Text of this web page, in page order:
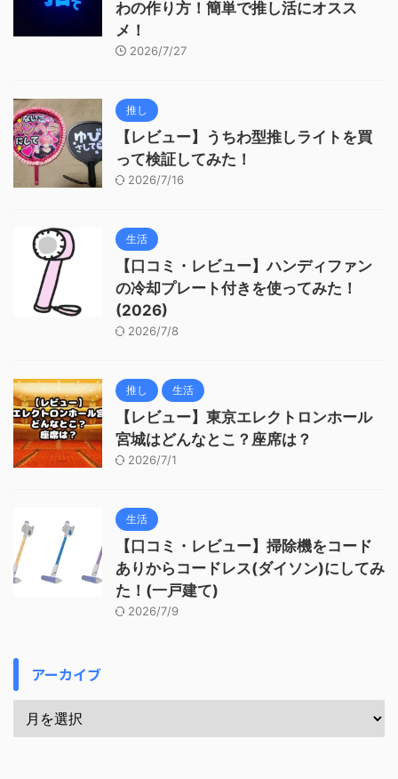
わの作り方！簡単で推し活にオスス
メ！
2026/7/27
推し
【レビュー】うちわ型推しライトを買
って検証してみた！
2026/7/16
生活
【口コミ・レビュー】ハンディファン
の冷却プレート付きを使ってみた！
(2026)
2026/7/8
推し 生活
【レビュー】東京エレクトロンホール
宮城はどんなとこ？座席は？
2026/7/1
生活
【口コミ・レビュー】掃除機をコード
ありからコードレス(ダイソン)にしてみ
た！(一戸建て)
2026/7/9
アーカイブ